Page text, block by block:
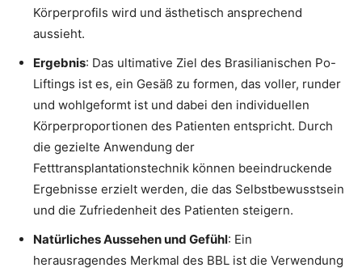
Körperprofils wird und ästhetisch ansprechend
aussieht.
Ergebnis: Das ultimative Ziel des Brasilianischen Po-
Liftings ist es, ein Gesäß zu formen, das voller, runder
und wohlgeformt ist und dabei den individuellen
Körperproportionen des Patienten entspricht. Durch
die gezielte Anwendung der
Fetttransplantationstechnik können beeindruckende
Ergebnisse erzielt werden, die das Selbstbewusstsein
und die Zufriedenheit des Patienten steigern.
Natürliches Aussehen und Gefühl: Ein
herausragendes Merkmal des BBL ist die Verwendung